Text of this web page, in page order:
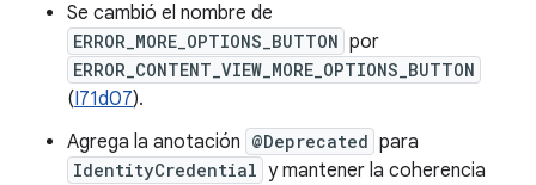
Se cambió el nombre de
ERROR_MORE_OPTIONS_BUTTON por
ERROR_CONTENT_VIEW_MORE_OPTIONS_BUTTON
(I71d07).
Agrega la anotación @Deprecated para
IdentityCredential y mantener la coherencia